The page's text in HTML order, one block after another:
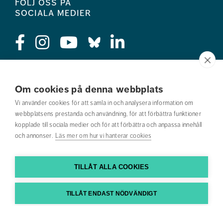
Om cookies på denna webbplats
Vi använder cookies för att samla in och analysera information om
webbplatsens prestanda och användning, för att förbättra funktioner
kopplade till sociala medier och för att förbättra och anpassa innehåll
och annonser. Läs mer om hur vi hanterar cookies
TILLÅT ALLA COOKIES
TILLÅT ENDAST NÖDVÄNDIGT
sociala medier
Jobba hos oss
Nyhetsbrev
Om webbplatsen
Hitta till oss